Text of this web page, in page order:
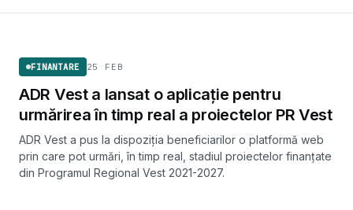
FINANTARE 25 FEB
ADR Vest a lansat o aplicație pentru
urmărirea în timp real a proiectelor PR Vest
ADR Vest a pus la dispoziția beneficiarilor o platformă web
prin care pot urmări, în timp real, stadiul proiectelor finanțate
din Programul Regional Vest 2021-2027.